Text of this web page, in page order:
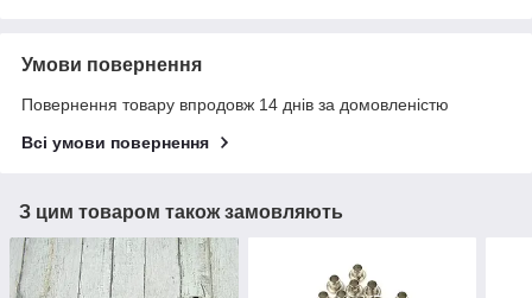
Умови повернення
Повернення товару впродовж 14 днів за домовленістю
Всі умови повернення
З цим товаром також замовляють